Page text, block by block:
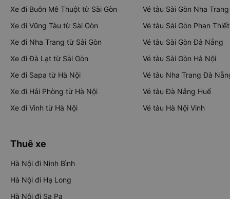
Xe đi Buôn Mê Thuột từ Sài Gòn
Xe đi Vũng Tàu từ Sài Gòn
Xe đi Nha Trang từ Sài Gòn
Xe đi Đà Lạt từ Sài Gòn
Xe đi Sapa từ Hà Nội
Xe đi Hải Phòng từ Hà Nội
Xe đi Vinh từ Hà Nội
Vé tàu Sài Gòn Nha Trang
Vé tàu Sài Gòn Phan Thiết
Vé tàu Sài Gòn Đà Nẵng
Vé tàu Sài Gòn Hà Nội
Vé tàu Nha Trang Đà
Vé tàu Đà Nẵng Huế
Vé tàu Hà Nội Vinh
Thuê xe
Hà Nội đi Ninh Bình
Hà Nội đi Hạ Long
Hà Nội đi Sa Pa